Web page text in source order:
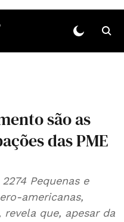
são as
das PME
Pequenas e
americanas,
revela que, apesar da